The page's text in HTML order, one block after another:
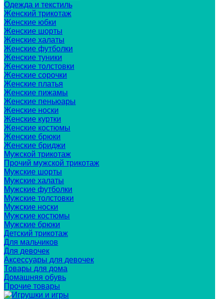
Одежда и текстиль
Женский трикотаж
Женские юбки
Женские шорты
Женские халаты
Женские футболки
Женские туники
Женские толстовки
Женские сорочки
Женские платья
Женские пижамы
Женские пеньюары
Женские носки
Женские куртки
Женские костюмы
Женские брюки
Женские бриджи
Мужской трикотаж
Прочий мужской трикотаж
Мужские шорты
Мужские халаты
Мужские футболки
Мужские толстовки
Мужские носки
Мужские костюмы
Мужские брюки
Детский трикотаж
Для мальчиков
Для девочек
Аксессуары для девочек
Товары для дома
Домашняя обувь
Прочие товары